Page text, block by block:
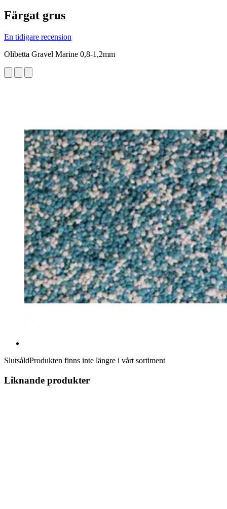
Färgat grus
En tidigare recension
Olibetta Gravel Marine 0,8-1,2mm
SlutsåldProdukten finns inte längre i vårt sortiment
Liknande produkter